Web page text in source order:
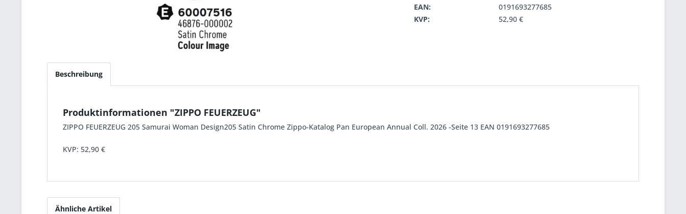
EAN:
0191693277685
KVP:
52,90 €
Beschreibung
Produktinformationen "ZIPPO FEUERZEUG"
ZIPPO FEUERZEUG 205 Samurai Woman Design205 Satin Chrome Zippo-Katalog Pan European Annual Coll. 2026 -Seite 13 EAN 0191693277685
KVP: 52,90 €
Ähnliche Artikel